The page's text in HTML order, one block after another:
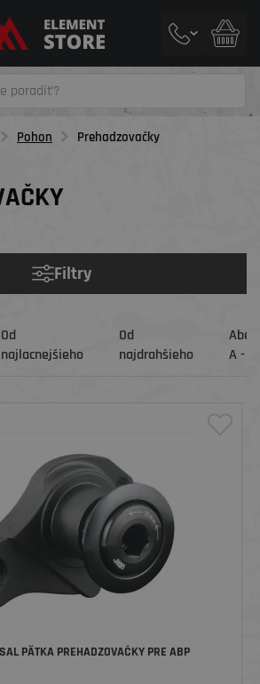
Pohon Prehadzovačky
Filtry
Od
najlacnejšieho
Od
najdrahšieho
A - Z
PÄTKA PREHADZOVAČKY PRE ABP